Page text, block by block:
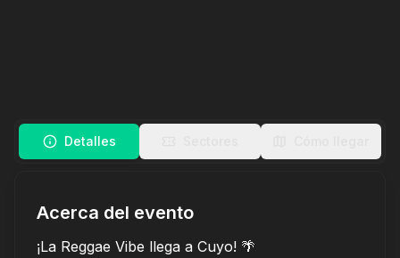
Detalles
Acerca del evento
¡La Reggae Vibe llega a Cuyo! 🌴